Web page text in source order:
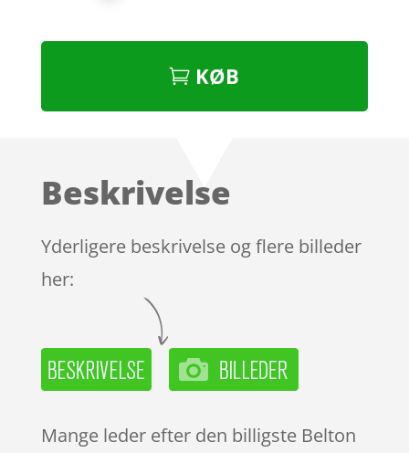
KØB
Beskrivelse
Yderligere beskrivelse og flere billeder
her:
Mange leder efter den billigste Belton